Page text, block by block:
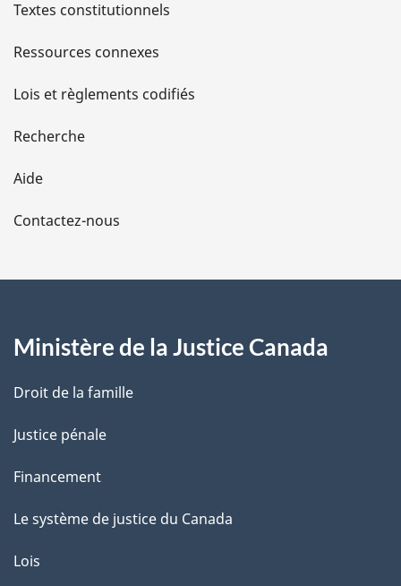
l
s
d
e
l
a
e
Textes constitutionnels
Ressources connexes
Lois et règlements codifiés
Recherche
Aide
Contactez-nous
Ministère de la Justice Canada
Droit de la famille
Justice pénale
Financement
Le système de justice du Canada
Lois